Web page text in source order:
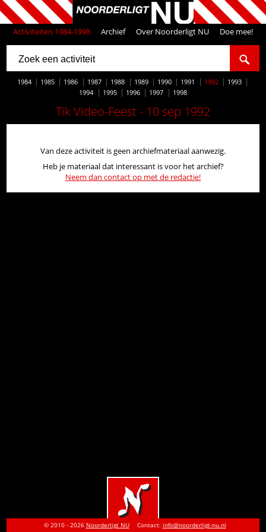
Activiteiten 1984-1998 Archief Over Noorderligt NU Doe mee!
1984 1985 1986 1987 1988 1989 1990 1991 1992
1993
1994
1995 1996 1997 1998
Tik Video-Feest - 10 sep 1992
Van deze activiteit is geen archiefmateriaal aanwezig.
Heb je materiaal dat interessant is voor het archief?
Neem dan contact op met de redactie!
© 2010 - 2026 Noorderligt NU Contact: info@noorderligt-nu.nl